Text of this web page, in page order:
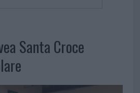
Santa Croce